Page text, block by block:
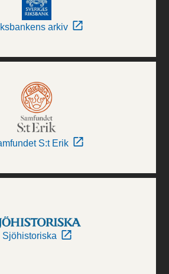
arkiv
S:t Erik
Sjöhistoriska